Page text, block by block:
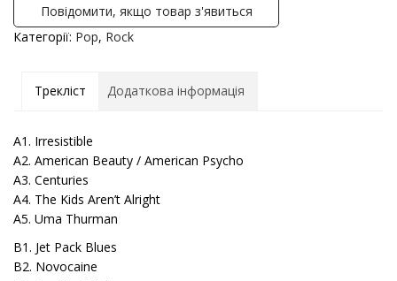
Повідомити, якщо товар з'явиться
Категорії: Pop, Rock
Трекліст Додаткова інформація
A1. Irresistible
A2. American Beauty / American Psycho
A3. Centuries
A4. The Kids Aren’t Alright
A5. Uma Thurman
B1. Jet Pack Blues
B2. Novocaine